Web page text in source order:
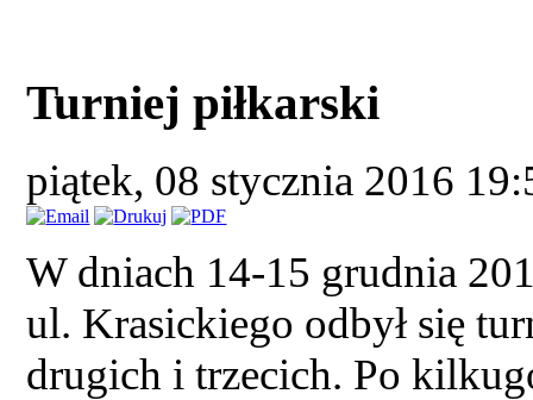
Turniej piłkarski
piątek, 08 stycznia 2016
W dniach 14-15 grudnia
ul. Krasickiego odbył się
drugich i trzecich. Po